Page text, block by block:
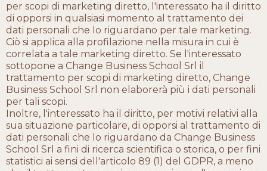
per scopi di marketing diretto, l'interessato ha il diritto
di opporsi in qualsiasi momento al trattamento dei
dati personali che lo riguardano per tale marketing.
Ciò si applica alla profilazione nella misura in cui è
correlata a tale marketing diretto. Se l'interessato
sottopone a Change Business School Srl il
trattamento per scopi di marketing diretto, Change
Business School Srl non elaborerà più i dati personali
per tali scopi.
Inoltre, l'interessato ha il diritto, per motivi relativi alla
sua situazione particolare, di opporsi al trattamento di
dati personali che lo riguardano da Change Business
School Srl a fini di ricerca scientifica o storica, o per fini
statistici ai sensi dell'articolo 89 (1) del GDPR, a meno